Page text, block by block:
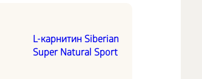
L-карнитин Siberian
Super Natural Sport